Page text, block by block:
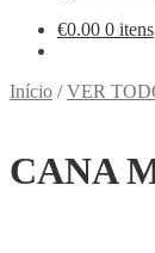
€0.00 0 itens
Início /VER
CANA